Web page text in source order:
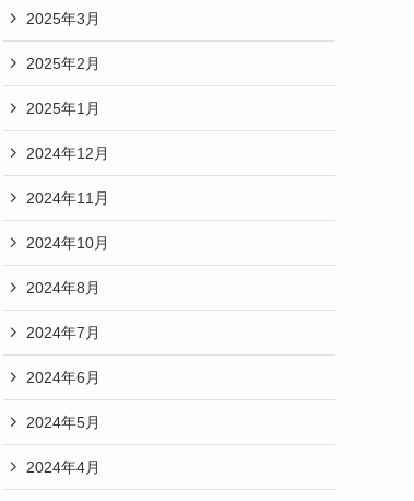
2025年3月
2025年2月
2025年1月
2024年12月
2024年11月
2024年10月
2024年8月
2024年7月
2024年6月
2024年5月
2024年4月